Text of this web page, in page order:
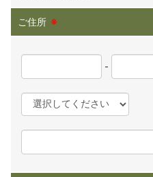
ご住所 ※
-